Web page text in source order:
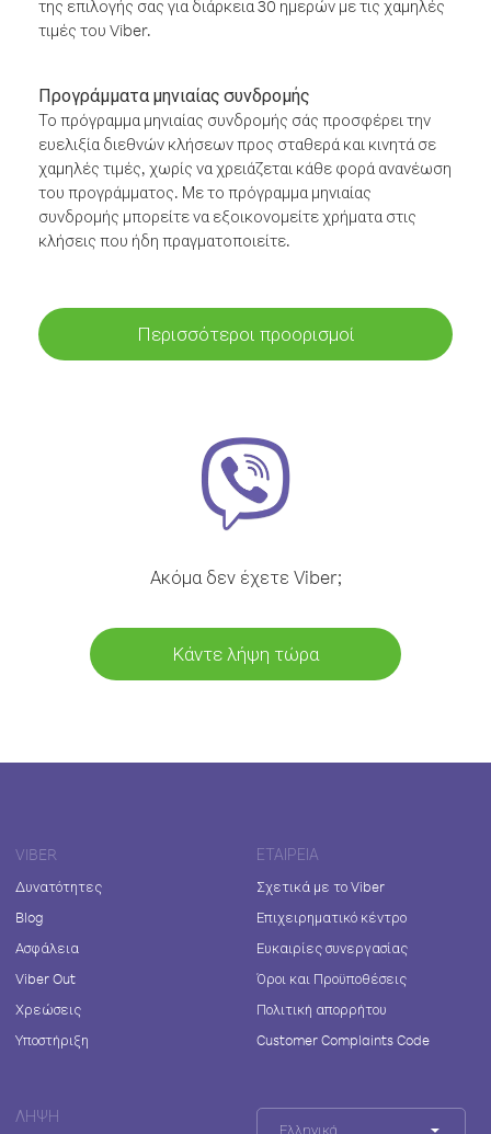
της επιλογής σας για διάρκεια 30 ημερών με τις χαμηλές
τιμές του Viber.
Προγράμματα μηνιαίας συνδρομής
Το πρόγραμμα μηνιαίας συνδρομής σάς προσφέρει την
ευελιξία διεθνών κλήσεων προς σταθερά και κινητά σε
χαμηλές τιμές, χωρίς να χρειάζεται κάθε φορά ανανέωση
του προγράμματος. Με το πρόγραμμα μηνιαίας
συνδρομής μπορείτε να εξοικονομείτε χρήματα στις
κλήσεις που ήδη πραγματοποιείτε.
Περισσότεροι προορισμοί
Ακόμα δεν έχετε Viber;
Κάντε λήψη τώρα
VIBER
Δυνατότητες
Blog
Ασφάλεια
Viber Out
Χρεώσεις
Υποστήριξη
ΕΤΑΙΡΕΊΑ
Σχετικά με το Viber
Επιχειρηματικό κέντρο
Ευκαιρίες συνεργασίας
Όροι και Προϋποθέσεις
Πολιτική απορρήτου
Customer Complaints Code
ΛΉΨΗ
Ελληνικά